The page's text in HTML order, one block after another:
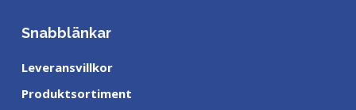
Snabblänkar
Leveransvillkor
Produktsortiment